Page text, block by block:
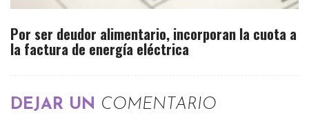
Por ser deudor alimentario, incorporan la cuota a
la factura de energía eléctrica
DEJAR UN COMENTARIO